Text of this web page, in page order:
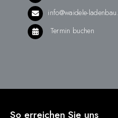
info@waidele-
Termin buchen
So erreichen Sie uns